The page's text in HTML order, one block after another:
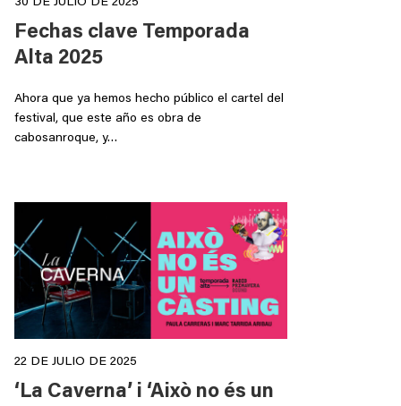
30 DE JULIO DE 2025
Fechas clave Temporada
Alta 2025
Ahora que ya hemos hecho público el cartel del
festival, que este año es obra de
cabosanroque, y…
22 DE JULIO DE 2025
‘La Caverna’ i ‘Això no és un